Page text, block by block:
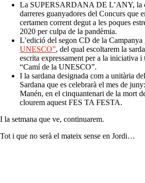
La SUPERSARDANA DE L’ANY, la
darreres guanyadores del Concurs que
certamen corrent degut a les poques
2020 per culpa de la pandèmia.
L’edició del segon CD de la Campanya
UNESCO”, del qual escoltarem la
escrita expressament per a la iniciativa i
“Camí de la UNESCO”.
I la sardana designada com a unitària
Sardana que es celebrarà el mes de
Manén, en el cinquantenari de la mort
clourem aquest FES TA FESTA.
I la setmana que ve, continuarem.
Tot i que no serà el mateix sense en Jordi…